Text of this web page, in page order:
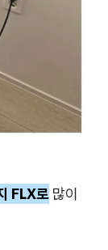
FLX로 많이